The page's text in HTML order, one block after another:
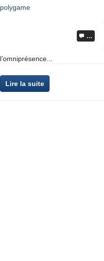
…
l’omniprésence...
Lire la suite